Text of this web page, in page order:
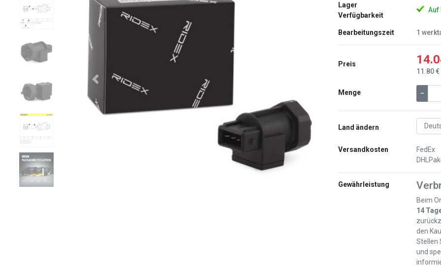
Zurück
Lager
Verfügbarkeit
Auf
Bearbeitungszeit 1
Preis
11.80
Menge –
Land ändern
Versandkosten
FedEx
Gewährleistung
Beim
14
den
Stellen
und